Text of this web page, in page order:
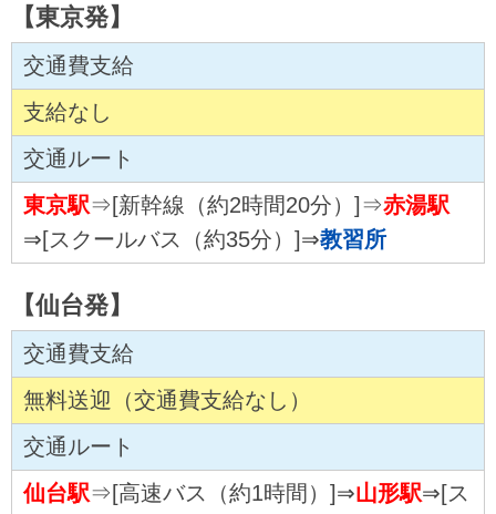
【東京発】
交通費支給
支給なし
交通ルート
東京駅⇒[新幹線（約2時間20分）]⇒赤湯駅
⇒[スクールバス（約35分）]⇒教習所
【仙台発】
交通費支給
無料送迎（交通費支給なし）
交通ルート
仙台駅⇒[高速バス（約1時間）]⇒山形駅⇒[ス